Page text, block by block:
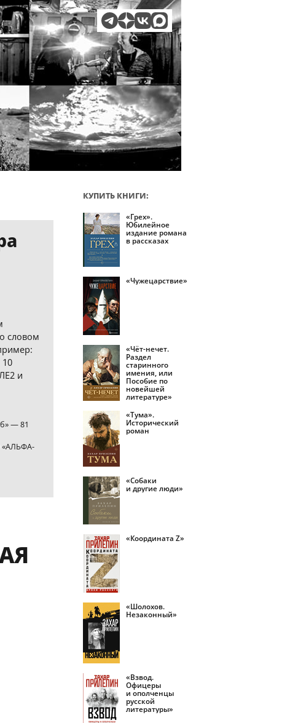
словом
и
— 81
«АЛЬФА-
КУПИТЬ КНИГИ:
«Грех».
Юбилейное
издание романа
в рассказах
«Чужецарствие»
«Чёт-нечет.
Раздел
старинного
имения, или
Пособие по
новейшей
литературе»
«Тума».
Исторический
роман
«Собаки
и другие люди»
«Координата Z»
«Шолохов.
Незаконный»
«Взвод.
Офицеры
и ополченцы
русской
литературы»